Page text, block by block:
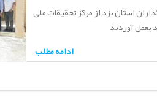
استان یزد از مرکز تحقیقات ملی
بعمل آوردند
ادامه مطلب